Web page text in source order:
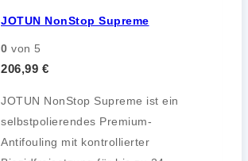
JOTUN NonStop Supreme
0 von 5
206,99 €
JOTUN NonStop Supreme ist ein
selbstpolierendes Premium-
Antifouling mit kontrollierter